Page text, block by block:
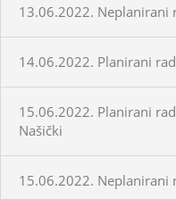
13.06.2022. Neplanirani
14.06.2022. Planirani
15.06.2022. Planirani
Našički
15.06.2022. Neplanirani